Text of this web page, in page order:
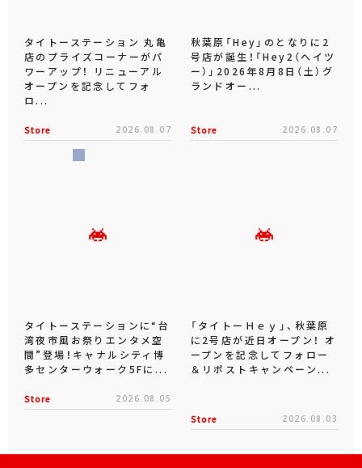
タイトーステーション 丸亀
店のプライズコーナーがパ
ワーアップ！ リニューアル
オープンを記念してフォ
ロ...
Store 2026.08.07
秋葉原「Hey」のとなりに2
号店が誕生！「Hey2（ヘイツ
ー）」2026年8月8日（土）グ
ランドオー...
Store 2026.08.07
タイトーステーションに“台
湾夜市風お祭りエンタメ空
間”登場！キャナルシティ博
多センターウォーク5Fに...
Store 2026.08.05
「タイトーＨｅｙ」、秋葉原
に2号店が近日オープン！ オ
ープンを記念してフォロー
＆リポストキャンペーン...
Store 2026.08.03